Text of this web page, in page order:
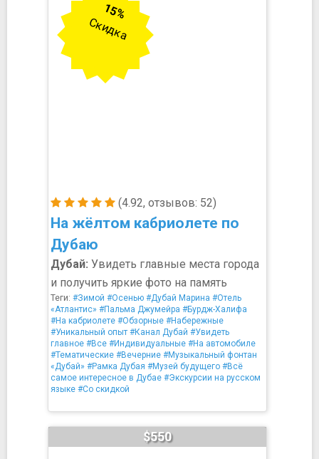
(4.92, отзывов: 52)
На жёлтом кабриолете по
Дубаю
15%
Скидка
Дубай: Увидеть главные места города
и получить яркие фото на память
Теги: #Зимой #Осенью #Дубай Марина #Отель
«Атлантис» #Пальма Джумейра #Бурдж-Халифа
#На кабриолете #Обзорные #Набережные
#Уникальный опыт #Канал Дубай #Увидеть
главное #Все #Индивидуальные #На автомобиле
#Тематические #Вечерние #Музыкальный фонтан
«Дубай» #Рамка Дубая #Музей будущего #Всё
самое интересное в Дубае #Экскурсии на русском
языке #Со скидкой
$550